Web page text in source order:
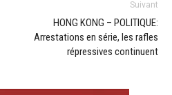
Suivant
HONG KONG – POLITIQUE:
Arrestations en série, les rafles
répressives continuent